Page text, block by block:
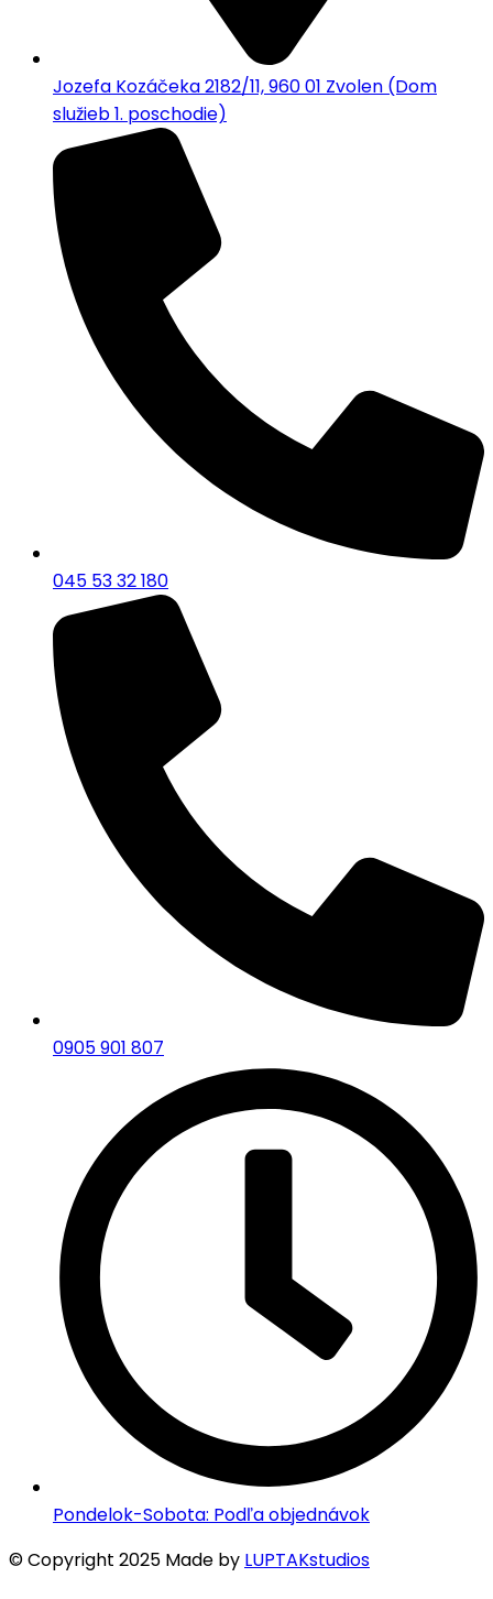
Jozefa Kozáčeka 2182/11, 960 01 Zvolen (Dom
služieb 1. poschodie)
045 53 32 180
0905 901 807
Pondelok-Sobota: Podľa objednávok
© Copyright 2025 Made by LUPTAKstudios